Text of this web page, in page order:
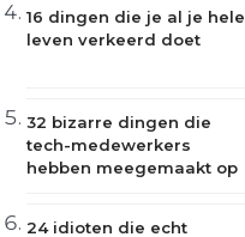
16 dingen die je al je hele
leven verkeerd doet
32 bizarre dingen die
tech-medewerkers
hebben meegemaakt op
24 idioten die echt